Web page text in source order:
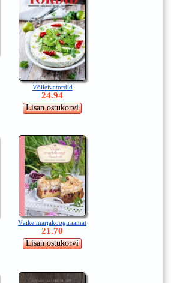
Võileivatordid
24.94
Väike marjakoogiraamat
21.70